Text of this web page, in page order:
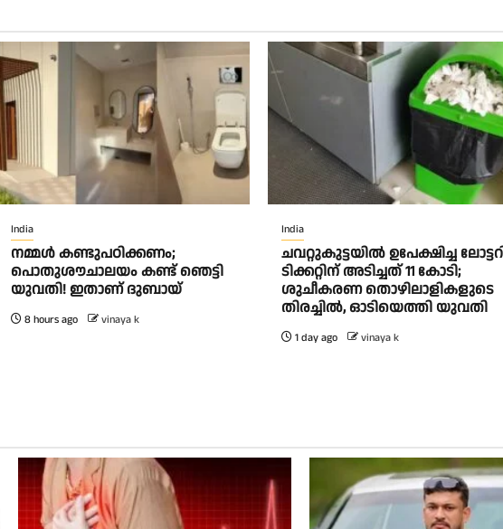
India
നമ്മൾ കണ്ടുപഠിക്കണം;
പൊതുശൗചാലയം കണ്ട് ഞെട്ടി
യുവതി! ഇതാണ് ദുബായ്
8 hours ago vinaya k
India
ചവറ്റുകുട്ടയിൽ ഉപേക്ഷിച്ച
ടിക്കറ്റിന് അടിച്ചത് 11 കോടി;
ശുചീകരണ തൊഴിലാളികളുടെ
തിരച്ചിൽ, ഓടിയെത്തി യുവതി
1 day ago vinaya k